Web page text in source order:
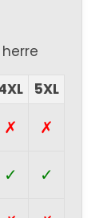
5XL
✗ ✗
✓ ✓